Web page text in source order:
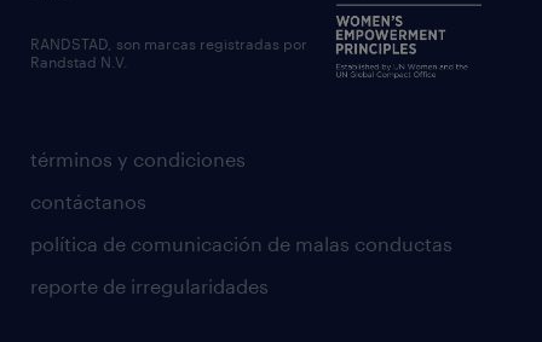
términos y condiciones
contáctanos
política de comunicación de malas conductas
reporte de irregularidades
RANDSTAD, son marcas registradas por
Randstad N.V.